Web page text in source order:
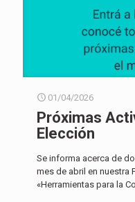
01/04/2026
Próximas
Elección
Se informa acerca de
mes de abril en nuestra
«Herramientas para la